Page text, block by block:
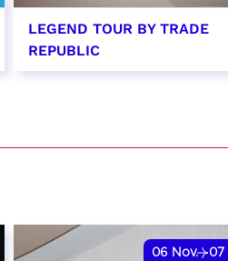
LEGEND TOUR BY TRADE
REPUBLIC
06 Nov. 07